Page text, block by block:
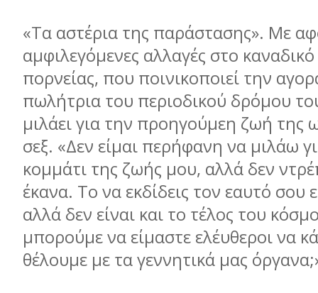
«Τα αστέρια της παράστασης». Με
αμφιλεγόμενες αλλαγές στο
πορνείας, που ποινικοποιεί την
πωλήτρια του περιοδικού δρόμου
μιλάει για την προηγούμεη ζωή της
σεξ. «Δεν είμαι περήφανη να μιλάω
κομμάτι της ζωής μου, αλλά δεν
έκανα. Το να εκδίδεις τον εαυτό σου
αλλά δεν είναι και το τέλος του
μπορούμε να είμαστε ελέυθεροι να
θέλουμε με τα γεννητικά μας